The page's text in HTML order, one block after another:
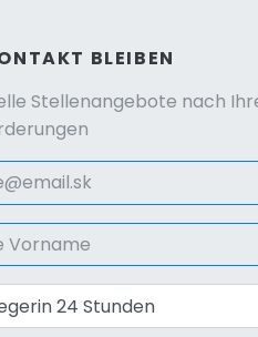
BLEIBEN
Stellenangebote nach